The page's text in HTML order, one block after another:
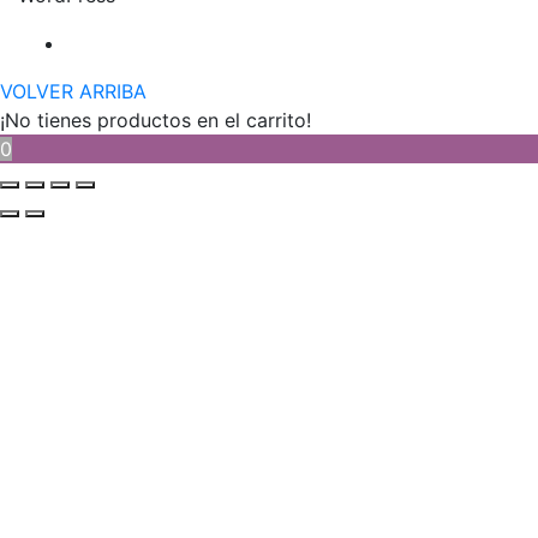
VOLVER ARRIBA
¡No tienes productos en el carrito!
0